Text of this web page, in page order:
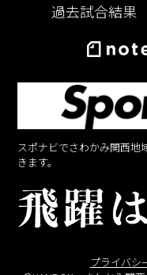
過去試合結果
スポナビでさわかみ関西地
きます。
プライバシ